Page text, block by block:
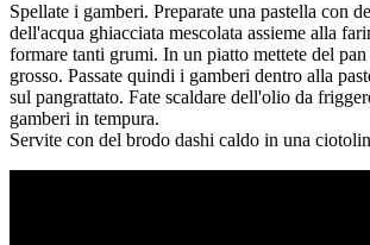
Spellate i gamberi. Preparate una pastella con
dell'acqua ghiacciata mescolata assieme alla
formare tanti grumi. In un piatto mettete del
grosso. Passate quindi i gamberi dentro alla
sul pangrattato. Fate scaldare dell'olio da
gamberi in tempura.
Servite con del brodo dashi caldo in una